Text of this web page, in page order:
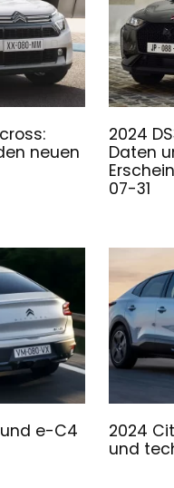
neuen
2024
Daten
07-31
e-C4
2024
und